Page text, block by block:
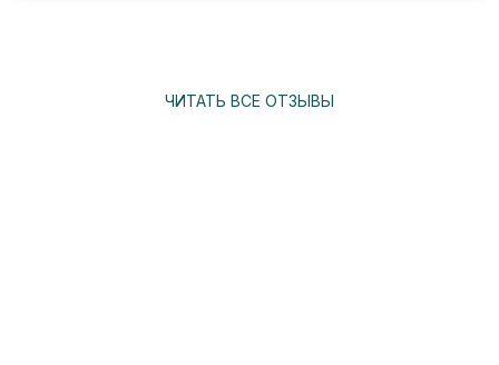
ЧИТАТЬ ВСЕ ОТЗЫВЫ